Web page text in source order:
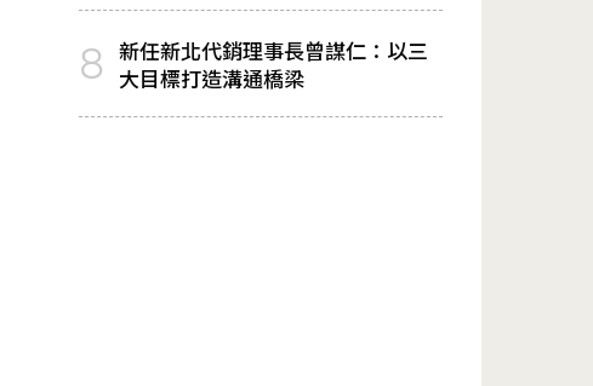
8 新任新北代銷理事長曾謀仁：以三
大目標打造溝通橋梁